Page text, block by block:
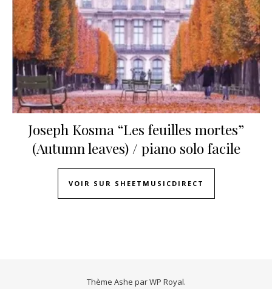
Joseph Kosma “Les feuilles mortes”
(Autumn leaves) / piano solo facile
VOIR SUR SHEETMUSICDIRECT
Thème Ashe parWP Royal.